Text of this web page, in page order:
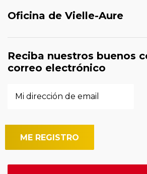
Oficina de Vielle-Aure
Reciba nuestros buenos
correo electrónico